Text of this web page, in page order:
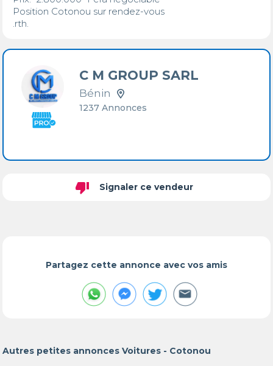
Position Cotonou sur rendez-vous
.rth.
C M GROUP SARL
Bénin
1237 Annonces
thumb_down Signaler ce vendeur
Partagez cette annonce avec vos amis
Autres petites annonces Voitures - Cotonou